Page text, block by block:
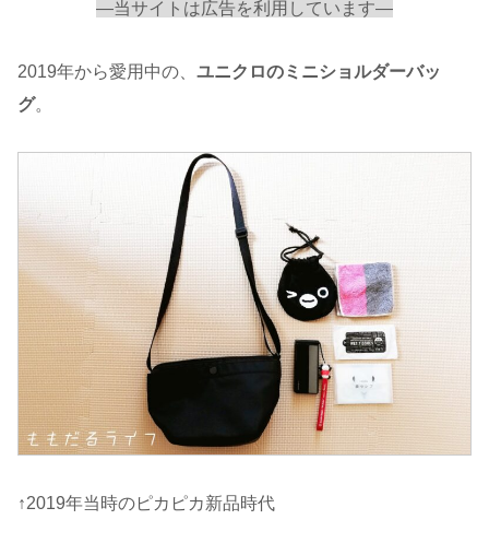
—当サイトは広告を利用しています—
2019年から愛用中の、 ユニクロのミニショルダーバッ
グ。
↑2019年当時のピカピカ新品時代